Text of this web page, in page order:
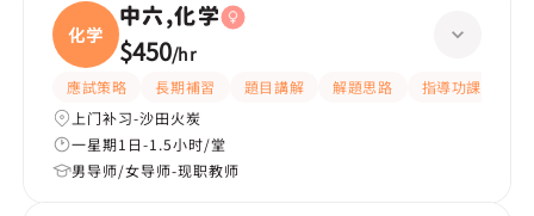
化学
中六,化学
$450/hr
應試策略 長期補習 題目講解 解題思路 指導功課
上门补习-沙田火炭
一星期1日-1.5小时/堂
男导师/女导师-现职教师